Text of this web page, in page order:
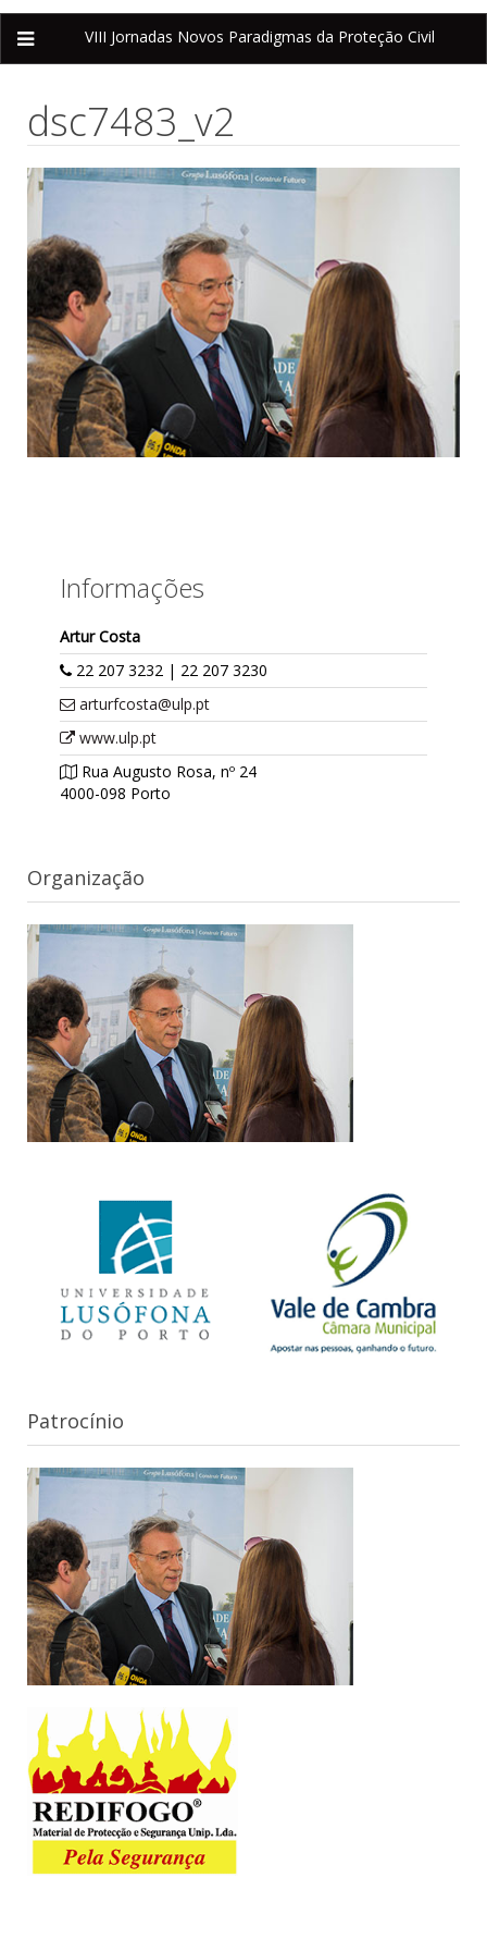
VIII Jornadas Novos Paradigmas da Proteção Civil
dsc7483_v2
Informações
Artur Costa
22 207 3232 | 22 207 3230
arturfcosta@ulp.pt
www.ulp.pt
Rua Augusto Rosa, nº 24
4000-098 Porto
Organização
Patrocínio